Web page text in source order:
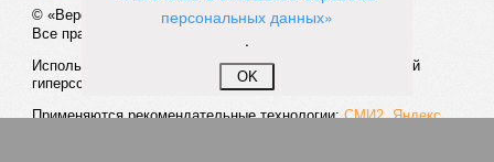
© «Версия»
Все права защищены
Использование материалов «Версии» без индексируемой
гиперссылки запрещено
Применяются рекомендательные технологии:СМИ2, Яндекс,
персональных данных»
.
OK